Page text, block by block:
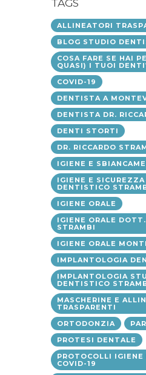
ALLINEATORI
BLOG STUDIO
COSA FARE SE HAI
QUASI) I TUOI
COVID-19
DENTISTA A
DENTISTA DR.
DENTI STORTI
DR. RICCARDO
IGIENE E
IGIENE E
DENTISTICO
IGIENE ORALE
IGIENE ORALE
STRAMBI
IGIENE ORALE
IMPLANTOLOGIA
IMPLANTOLOGIA
DENTISTICO
MASCHERINE E
TRASPARENTI
ORTODONZIA
PROTESI DENTALE
PROTOCOLLI
COVID-19